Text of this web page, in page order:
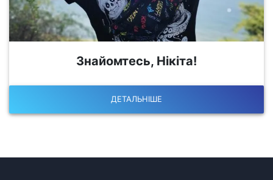
Знайомтесь, Нікіта!
ДЕТАЛЬНІШЕ